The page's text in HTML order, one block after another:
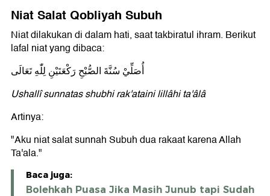
Niat Salat Qobliyah Subuh
Niat dilakukan di dalam hati, saat takbiratul ihram. Berikut
lafal niat yang dibaca:
أُصَلِّيْ سُنَّةَ الصُّبْحِ رَكْعَتَيْنِ لِلّٰهِ تَعَالَى
Ushallî sunnatas shubhi rak'ataini lillâhi ta'âlâ
Artinya:
"Aku niat salat sunnah Subuh dua rakaat karena Allah
Ta'ala."
Baca juga:
Bolehkah Puasa Jika Masih Junub tapi Sudah